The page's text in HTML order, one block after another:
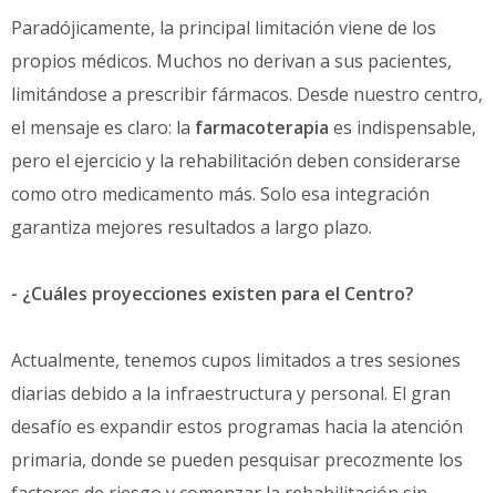
Paradójicamente, la principal limitación viene de los
propios médicos. Muchos no derivan a sus pacientes,
limitándose a prescribir fármacos. Desde nuestro centro,
el mensaje es claro: la farmacoterapia es indispensable,
pero el ejercicio y la rehabilitación deben considerarse
como otro medicamento más. Solo esa integración
garantiza mejores resultados a largo plazo.
- ¿Cuáles proyecciones existen para el Centro?
Actualmente, tenemos cupos limitados a tres sesiones
diarias debido a la infraestructura y personal. El gran
desafío es expandir estos programas hacia la atención
primaria, donde se pueden pesquisar precozmente los